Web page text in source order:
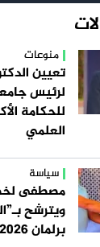
منوعات
تعيين
لرئيس
للحكامة
العلمي
سياسة
مصطفى
ويترشح
برلمان 2026